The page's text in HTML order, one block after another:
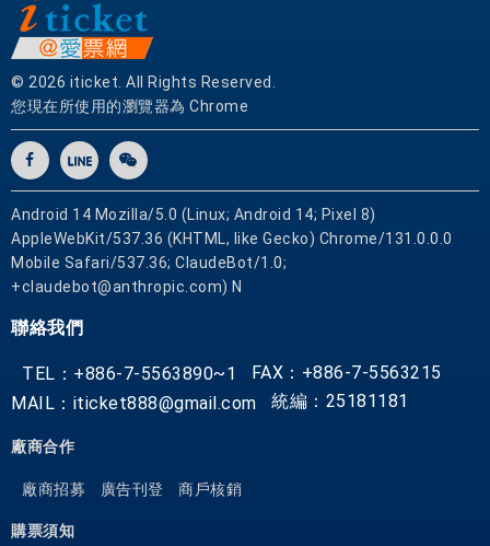
惠
© 2026 iticket. All Rights Reserved.
您現在所使用的瀏覽器為 Chrome
Android 14 Mozilla/5.0 (Linux; Android 14; Pixel 8)
AppleWebKit/537.36 (KHTML, like Gecko) Chrome/131.0.0.0
Mobile Safari/537.36; ClaudeBot/1.0;
+claudebot@anthropic.com) N
聯絡我們
TEL：+886-7-5563890~1
FAX：+886-7-5563215
MAIL：iticket888@gmail.com
統編：25181181
廠商合作
廠商招募 廣告刊登 商戶核銷
購票須知